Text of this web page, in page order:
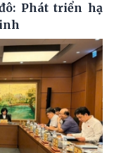
Phát triển hạ